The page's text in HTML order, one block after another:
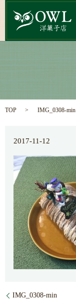
TOP IMG_0308-min
2017-11-12
IMG_0308-min